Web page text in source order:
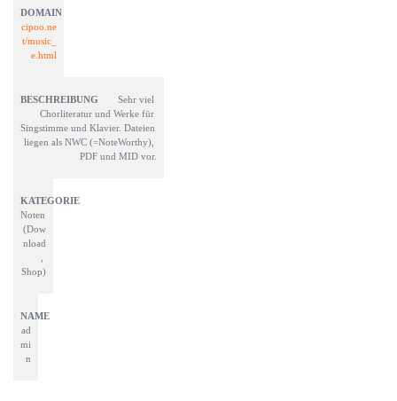
cipoo.ne
t/music_
e.html
Sehr viel
Chorliteratur und Werke für
Singstimme und Klavier. Dateien
liegen als NWC (=NoteWorthy),
PDF und MID vor.
Noten
(Dow
nload
Shop)
ad
mi
n